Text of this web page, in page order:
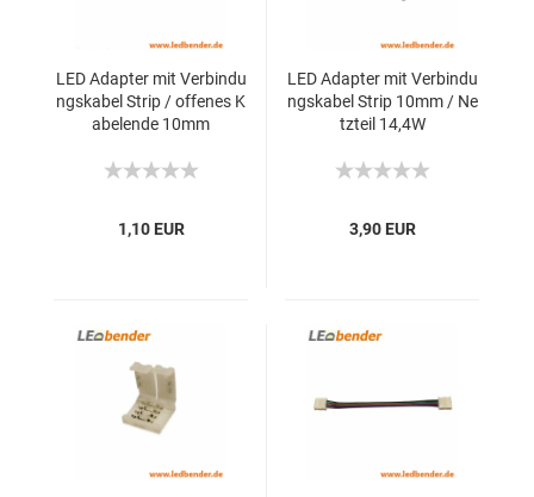
LED Adapter mit Verbindu
ngskabel Strip / offenes K
abelende 10mm
1,10 EUR
LED Adapter mit Verbindu
ngskabel Strip 10mm / Ne
tzteil 14,4W
3,90 EUR